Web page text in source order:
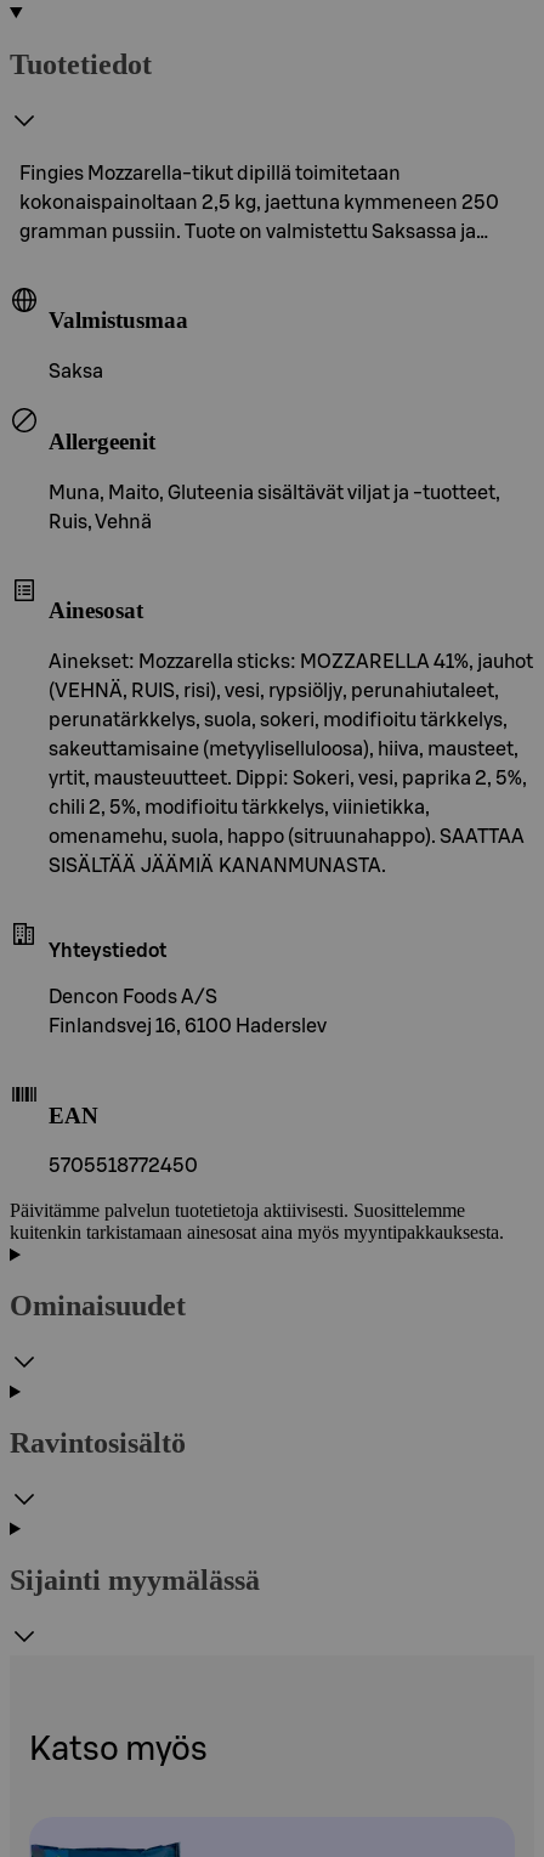
Tuotetiedot
Fingies Mozzarella-tikut dipillä toimitetaan
kokonaispainoltaan 2,5 kg, jaettuna kymmeneen 250
gramman pussiin. Tuote on valmistettu Saksassa ja…
Valmistusmaa
Saksa
Allergeenit
Muna, Maito, Gluteenia sisältävät viljat ja -tuotteet,
Ruis, Vehnä
Ainesosat
Ainekset: Mozzarella sticks: MOZZARELLA 41%, jauhot
(VEHNÄ, RUIS, risi), vesi, rypsiöljy, perunahiutaleet,
perunatärkkelys, suola, sokeri, modifioitu tärkkelys,
sakeuttamisaine (metyyliselluloosa), hiiva, mausteet,
yrtit, mausteuutteet. Dippi: Sokeri, vesi, paprika 2, 5%,
chili 2, 5%, modifioitu tärkkelys, viinietikka,
omenamehu, suola, happo (sitruunahappo). SAATTAA
SISÄLTÄÄ JÄÄMIÄ KANANMUNASTA.
Yhteystiedot
Dencon Foods A/S
Finlandsvej 16, 6100 Haderslev
EAN
5705518772450
Päivitämme palvelun tuotetietoja aktiivisesti. Suosittelemme
kuitenkin tarkistamaan ainesosat aina myös myyntipakkauksesta.
Ominaisuudet
Ravintosisältö
Sijainti myymälässä
Katso myös